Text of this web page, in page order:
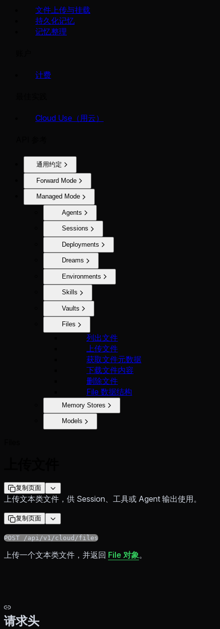
文件上传与挂载
持久化记忆
记忆整理
计费
Cloud Use（用云）
通用约定
Forward Mode
Managed Mode
Agents
Sessions
Deployments
Dreams
Environments
Skills
Vaults
Files
列出文件
上传文件
获取文件元数据
下载文件内容
删除文件
File 数据结构
Memory Stores
Models
复制页面
上传文本类文件，供 Session、工具或 Agent 输出使用。
复制页面
POST /api/v1/cloud/files
上传一个文本类文件，并返回 File 对象。
请求头